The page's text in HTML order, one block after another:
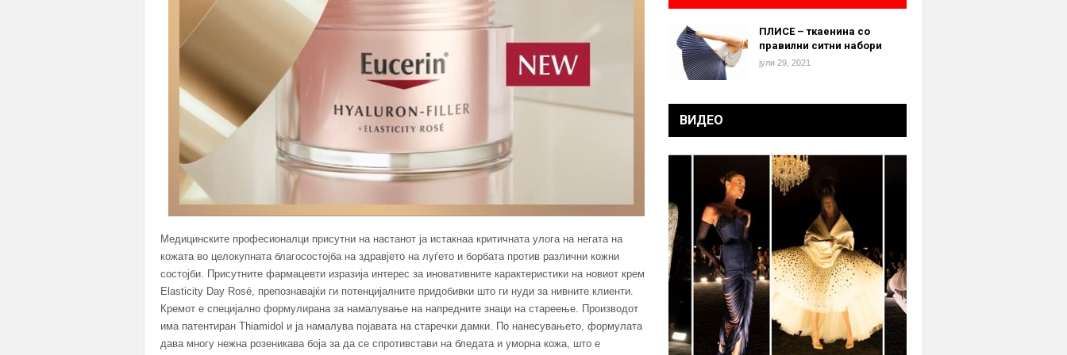
Медицинските професионалци присутни на настанот ја истакнаа критичната улога на негата на
кожата во целокупната благосостојба на здравјето на луѓето и борбата против различни кожни
состојби. Присутните фармацевти изразија интерес за иновативните карактеристики на новиот крем
Elasticity Day Rosé, препознавајќи ги потенцијалните придобивки што ги нуди за нивните клиенти.
Кремот е специјално формулирана за намалување на напредните знаци на стареење. Производот
има патентиран Thiamidol и ја намалува појавата на старечки дамки. По нанесувањето, формулата
дава многу нежна розеникава боја за да се спротивстави на бледата и уморна кожа, што е
ПЛИСЕ – ткаенина со
правилни ситни набори
јули 29, 2021
ВИДЕО